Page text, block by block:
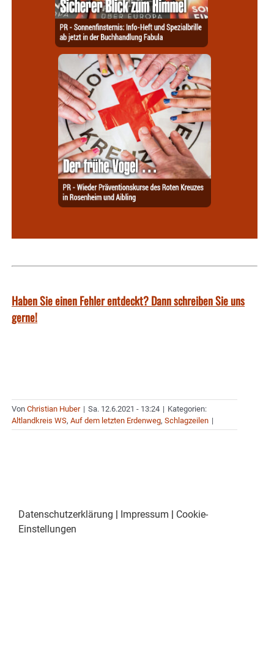
Haben Sie einen Fehler entdeckt? Dann schreiben Sie uns
gerne!
Von Christian Huber | Sa. 12.6.2021 - 13:24 | Kategorien:
Altlandkreis WS, Auf dem letzten Erdenweg, Schlagzeilen |
Datenschutzerklärung | Impressum | Cookie-
Einstellungen